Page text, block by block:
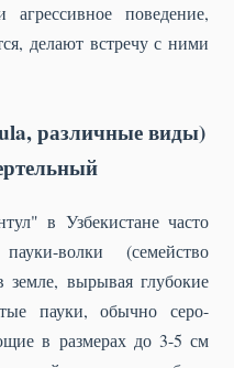
агрессивное поведение,
делают встречу с ними
различные виды)
в Узбекистане часто
волки (семейство
земле, вырывая глубокие
пауки, обычно серо-
в размерах до 3-5 см